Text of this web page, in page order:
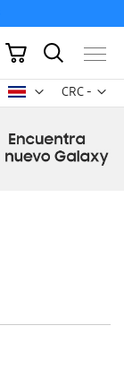
CRC -
colón
Mi carrito